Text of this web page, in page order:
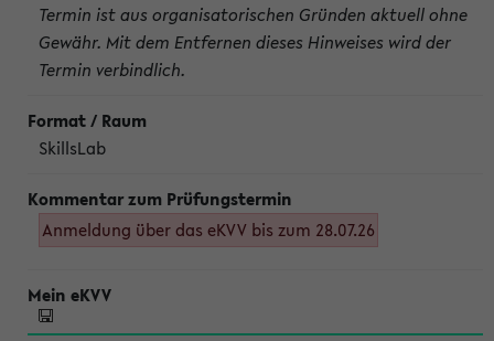
Termin ist aus organisatorischen Gründen aktuell ohne
Gewähr. Mit dem Entfernen dieses Hinweises wird der
Termin verbindlich.
SkillsLab
Anmeldung über das eKVV bis zum 28.07.26